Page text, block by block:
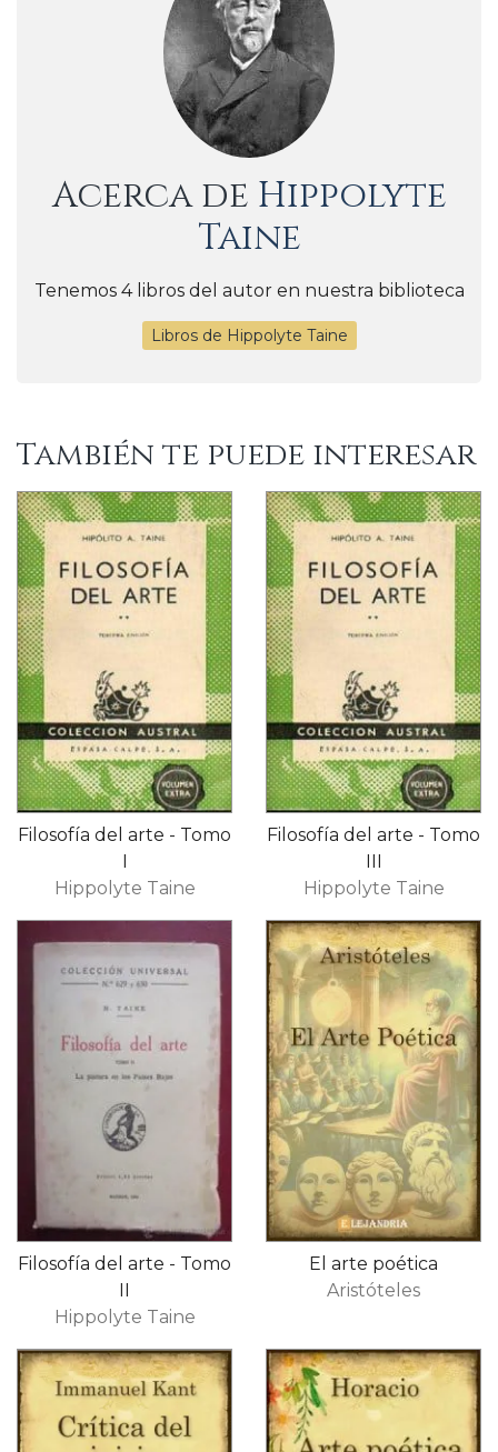
Acerca de Hippolyte
Taine
Tenemos 4 libros del autor en nuestra biblioteca
Libros de Hippolyte Taine
También te puede interesar
Filosofía del arte - Tomo
I
Hippolyte Taine
Filosofía del arte - Tomo
III
Hippolyte Taine
Filosofía del arte - Tomo
II
Hippolyte Taine
El arte poética
Aristóteles